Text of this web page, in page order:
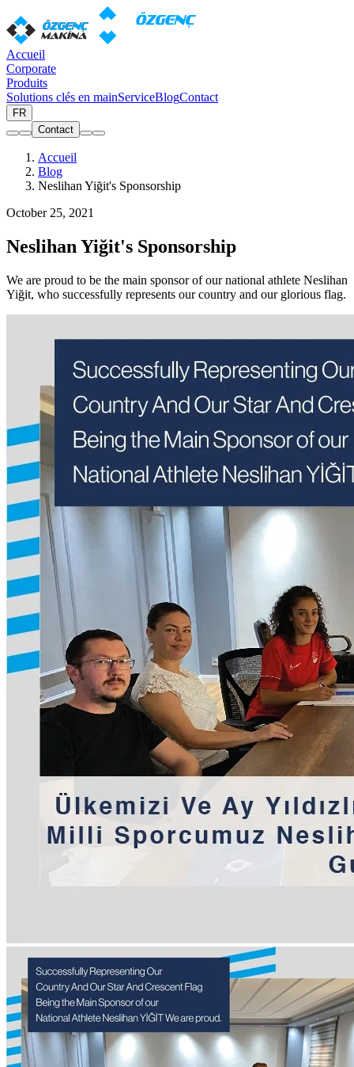
Accueil
Corporate
Produits
Solutions clés en mainServiceBlogContact
FR
Contact
Accueil
Blog
Neslihan Yiğit's Sponsorship
October 25, 2021
Neslihan Yiğit's Sponsorship
We are proud to be the main sponsor of our national athlete Neslihan
Yiğit, who successfully represents our country and our glorious flag.